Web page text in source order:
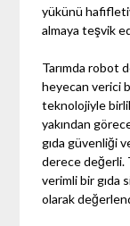
yükünü
almaya teşvik
Tarımda robot
heyecan verici
teknolojiyle
yakından
gıda güvenliği
derece değerli.
verimli bir gıda
olarak